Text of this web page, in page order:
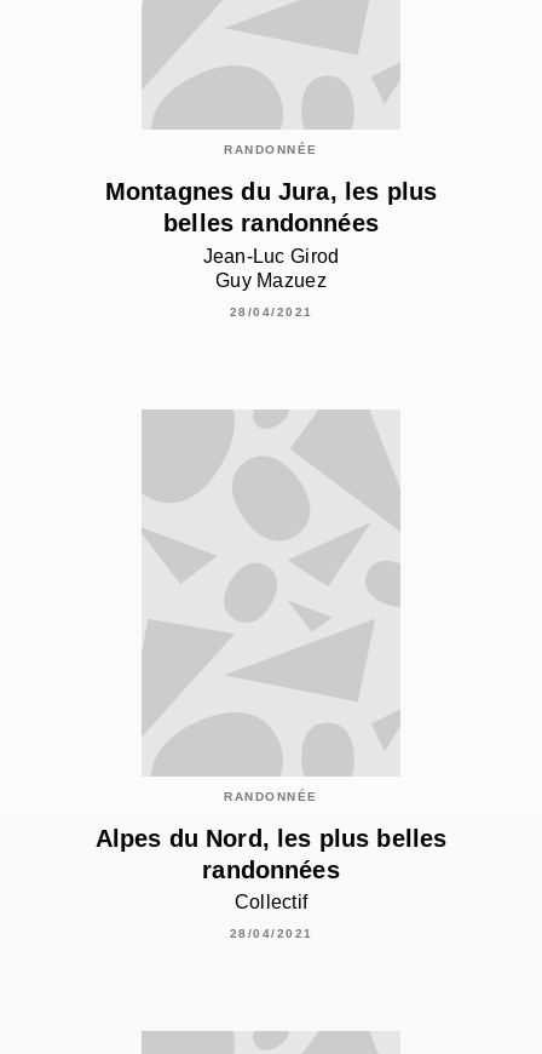
RANDONNÉE
Montagnes du Jura, les plus
belles randonnées
Jean-Luc Girod
Guy Mazuez
28/04/2021
RANDONNÉE
Alpes du Nord, les plus belles
randonnées
Collectif
28/04/2021